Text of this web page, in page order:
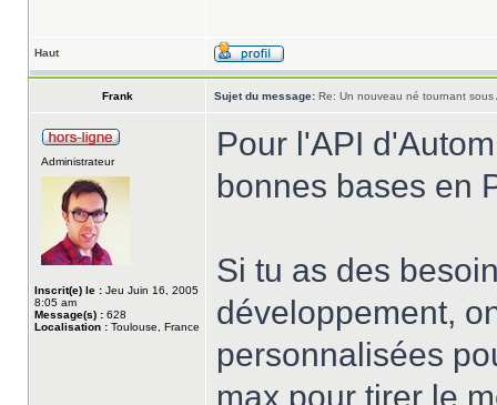
Haut
Frank Sujet du message: Re: Un nouveau né tournant sous
Administrateur
Inscrit(e) le : Jeu Juin 16, 2005
8:05 am
Message(s) : 628
Localisation : Toulouse, France
Pour l'API
bonnes bases en
Si tu as des
développement,
personnalisées
max pour tirer le